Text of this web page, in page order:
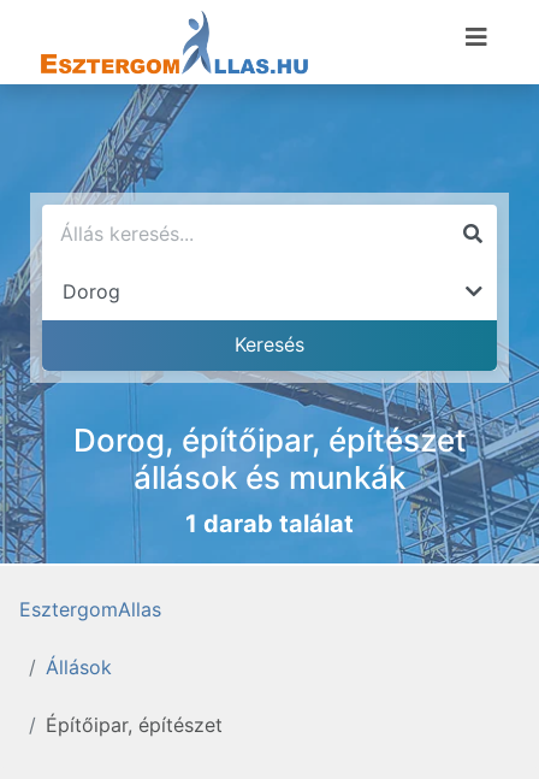
Dorog, építőipar, építészet
állások és munkák
1 darab találat
EsztergomAllas
Állások
Építőipar, építészet